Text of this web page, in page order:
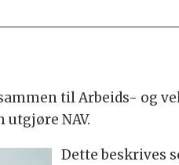
til Arbeids- og
NAV.
Dette beskrives